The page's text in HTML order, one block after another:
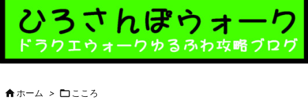

前へ

次へ
ホーム >  こころ